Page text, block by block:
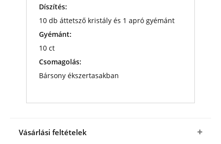
Díszítés:
10 db áttetsző kristály és 1 apró gyémánt
Gyémánt:
10 ct
Csomagolás:
Bársony ékszertasakban
Vásárlási feltételek